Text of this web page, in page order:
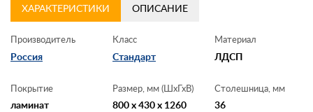
ХАРАКТЕРИСТИКИ ОПИСАНИЕ
Производитель
Россия
Класс
Стандарт
Материал
ЛДСП
Покрытие
ламинат
Размер, мм (ШхГхВ)
800 x 430 x 1260
Столешница, мм
36